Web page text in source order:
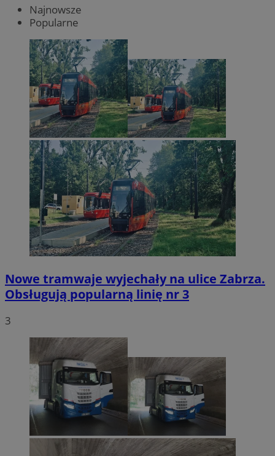
Najnowsze
Popularne
Nowe tramwaje wyjechały na ulice Zabrza.
Obsługują popularną linię nr 3
3